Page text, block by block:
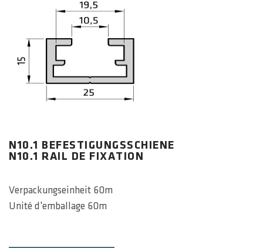
N10.1 BEFESTIGUNGSSCHIENE
N10.1 RAIL DE FIXATION
Verpackungseinheit 60m
Unité d'emballage 60m